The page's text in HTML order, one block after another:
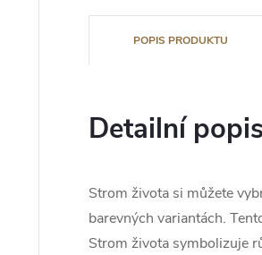
POPIS PRODUKTU
Detailní
Strom života si můžete
barevných variantách.
Strom života symbolizuje